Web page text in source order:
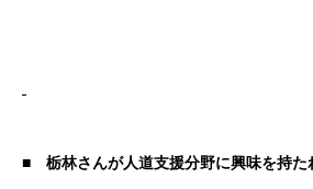
■ 栃林さんが人道支援分野に興味を持た